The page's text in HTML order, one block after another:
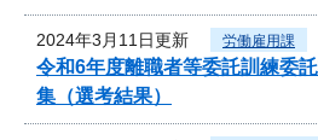
2024年3月11日更新 労働雇用課
令和6年度離職者等委託訓練委
集（選考結果）